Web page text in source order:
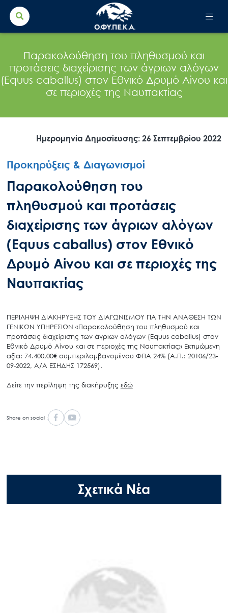
Search
for:
Παρακολούθηση του πληθυσμού και
προτάσεις διαχείρισης των άγριων αλόγων
(Equus caballus) στον Εθνικό Δρυμό Αίνου και
σε περιοχές της Ναυπακτίας
Ημερομηνία Δημοσίευσης: 26 Σεπτεμβρίου 2022
Προκηρύξεις & Διαγωνισμοί
Παρακολούθηση του
πληθυσμού και προτάσεις
διαχείρισης των άγριων αλόγων
(Equus caballus) στον Εθνικό
Δρυμό Αίνου και σε περιοχές της
Ναυπακτίας
ΠΕΡΙΛΗΨΗ ΔΙΑΚΗΡΥΞΗΣ ΤΟΥ ΔΙΑΓΩΝΙΣΜΟΥ ΓΙΑ ΤΗΝ ΑΝΑΘΕΣΗ ΤΩΝ
ΓΕΝΙΚΩΝ ΥΠΗΡΕΣΙΩΝ «Παρακολούθηση του πληθυσμού και
προτάσεις διαχείρισης των άγριων αλόγων (Equus caballus) στον
Εθνικό Δρυμό Αίνου και σε περιοχές της Ναυπακτίας» Εκτιμώμενη
αξία: 74.400,00€ συμπεριλαμβανομένου ΦΠΑ 24% (Α.Π.: 20106/23-
09-2022, Α/Α ΕΣΗΔΗΣ 172569).
Δείτε την περίληψη της διακήρυξης εδώ
Share on social :
Σχετικά Νέα